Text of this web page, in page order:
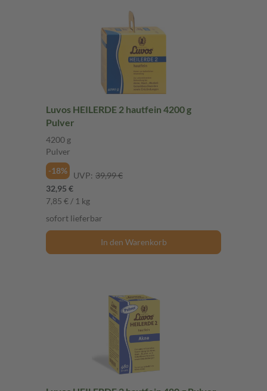
Luvos HEILERDE 2 hautfein 4200 g
Pulver
4200 g
Pulver
-18%
UVP: 39,99 €
32,95 €
7,85 € / 1 kg
sofort lieferbar
In den Warenkorb